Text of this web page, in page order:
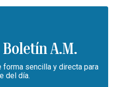
Boletín A.M.
sencilla y directa para
del día.